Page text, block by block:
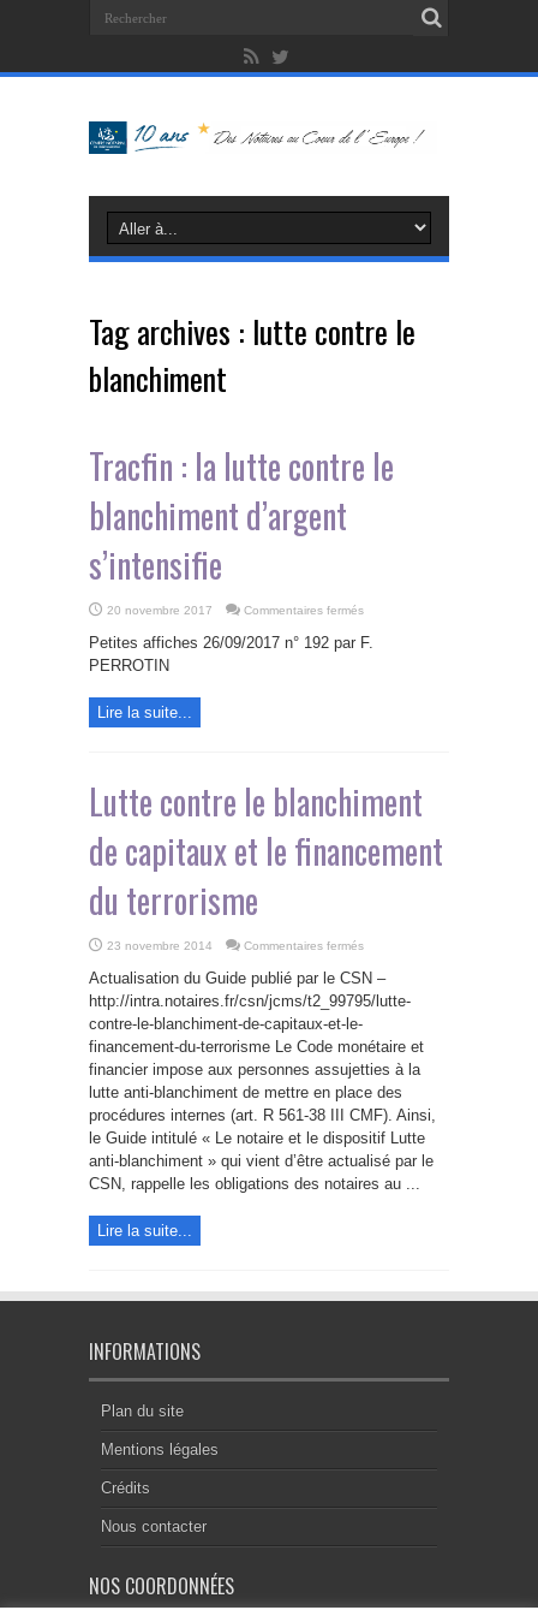
Tag archives : lutte contre le
blanchiment
Tracfin : la lutte contre le
blanchiment d’argent
s’intensifie
20 novembre 2017 Commentaires fermés
:
la
Petites affiches 26/09/2017 n° 192 par F.
PERROTIN
Lire la suite...
Lutte contre le blanchiment
de capitaux et le financement
du terrorisme
23 novembre 2014 Commentaires fermés
contre
le
blanchiment
de
le
financement
du
terrorisme
Actualisation du Guide publié par le CSN –
http://intra.notaires.fr/csn/jcms/t2_99795/lutte-
contre-le-blanchiment-de-capitaux-et-le-
financement-du-terrorisme Le Code monétaire et
financier impose aux personnes assujetties à la
lutte anti-blanchiment de mettre en place des
procédures internes (art. R 561-38 III CMF). Ainsi,
le Guide intitulé « Le notaire et le dispositif Lutte
anti-blanchiment » qui vient d’être actualisé par le
CSN, rappelle les obligations des notaires au ...
Lire la suite...
INFORMATIONS
Plan du site
Mentions légales
Crédits
Nous contacter
NOS COORDONNÉES